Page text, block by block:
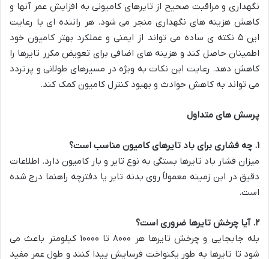
نگهداری و مراقبت صحیح از تایرهای کامیونی به افزایش عمر آنها و
کاهش هزینه های نگهداری منجر می شود. هر راننده ای با رعایت
این ۵ نکته ی ساده می تواند از ایمنی و عملکرد بهتر کامیون خود
اطمینان حاصل کند و هزینه های اضافی برای تعویض مکرر تایرها را
کاهش دهد. رعایت این نکات به ویژه در مسیرهای طولانی و پرتردد
می تواند به کاهش حوادث و بهبود کنترل کامیون کمک کند.
پرسش های متداول
۱. چه فشاری برای باد تایرهای کامیون مناسب است؟
میزان فشار باد تایرها بستگی به نوع تایر و بار کامیون دارد. اطلاعات
دقیق در این زمینه معمولاً روی بدنه تایر یا دفترچه راهنما درج شده
است.
۲.آیا چرخش تایرها ضروری است؟
بله جابجایی و چرخش تایرها هر ۸۰۰۰ تا ۱۰۰۰۰ کیلومتر باعث می
شود تا تایرها به طور یکنواخت فرسایش پیدا کنند و طول عمر مفید